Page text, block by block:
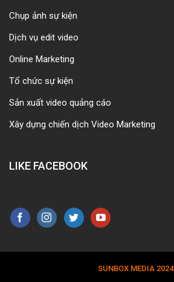
Chụp ảnh sự kiện
Dịch vụ edit video
Online Marketing
Tổ chức sự kiện
Sản xuất video quảng cáo
Xây dựng chiến dịch Video Marketing
LIKE FACEBOOK
SUNBOX MEDIA 2024